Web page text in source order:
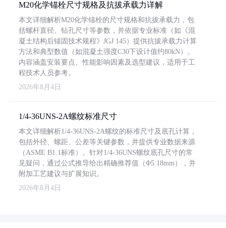
M20化学锚栓尺寸规格及抗拔承载力详解
本文详细解析M20化学锚栓的尺寸规格和抗拔承载力，包
括螺杆直径、钻孔尺寸等参数，并依据专业标准（如《混
凝土结构后锚固技术规程》JGJ 145）提供抗拔承载力计算
方法和典型数值（如混凝土强度C30下设计值约80kN）。
内容涵盖安装要点、性能影响因素及选型建议，适用于工
程技术人员参考。
2026年8月4日
1/4-36UNS-2A螺纹标准尺寸
本文详细解析1/4-36UNS-2A螺纹的标准尺寸及底孔计算，
包括外径、螺距、公差等关键参数，并提供专业数据来源
（ASME B1.1标准）。针对1/4-36UNS螺纹底孔尺寸的常
见疑问，通过公式推导给出精确推荐值（Φ5.18mm），并
附加工艺建议与扩展知识。
2026年8月4日